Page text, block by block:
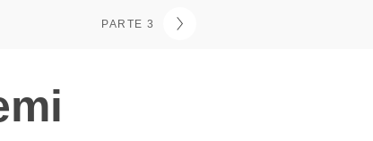
PARTE 3